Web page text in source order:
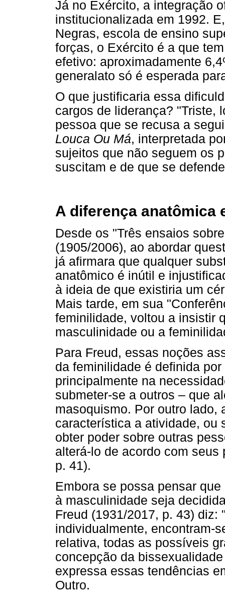
Já no Exército, a integração
institucionalizada em 1992.
Negras, escola de ensino
forças, o Exército é a que
efetivo: aproximadamente
generalato só é esperada
O que justificaria essa
cargos de liderança? "Triste,
pessoa que se recusa a
Louca Ou Má, interpretada
sujeitos que não seguem os
suscitam e de que se
A diferença anatômica
Desde os "Três ensaios
(1905/2006), ao abordar
já afirmara que qualquer
anatômico é inútil e
à ideia de que existiria um
Mais tarde, em sua
feminilidade, voltou a insistir
masculinidade ou a
Para Freud, essas noções
da feminilidade é definida
principalmente na
submeter-se a outros – que
masoquismo. Por outro lado,
característica a atividade, ou
obter poder sobre outras
alterá-lo de acordo com
p. 41).
Embora se possa pensar
à masculinidade seja
Freud (1931/2017, p. 43) diz:
individualmente, encontram-
relativa, todas as possíveis
concepção da
expressa essas tendências
Outro.